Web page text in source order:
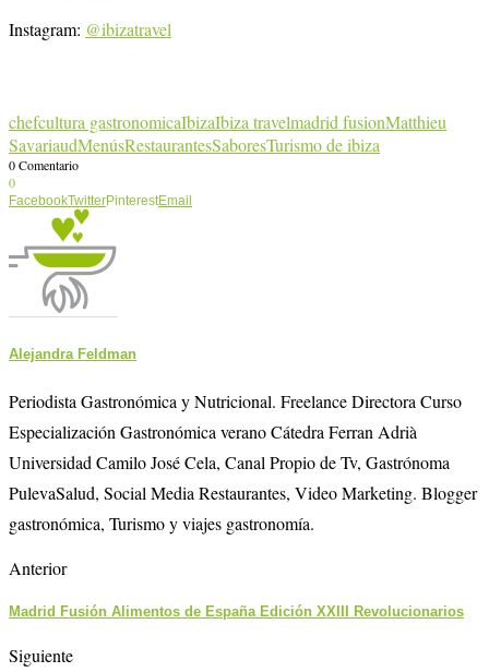
Instagram: @ibizatravel
chefcultura gastronomicaIbizaIbiza travelmadrid fusionMatthieu
SavariaudMenúsRestaurantesSaboresTurismo de ibiza
0 Comentario
0
FacebookTwitterPinterestEmail
Alejandra Feldman
Periodista Gastronómica y Nutricional. Freelance Directora Curso
Especialización Gastronómica verano Cátedra Ferran Adrià
Universidad Camilo José Cela, Canal Propio de Tv, Gastrónoma
PulevaSalud, Social Media Restaurantes, Video Marketing. Blogger
gastronómica, Turismo y viajes gastronomía.
Anterior
Madrid Fusión Alimentos de España Edición XXIII Revolucionarios
Siguiente